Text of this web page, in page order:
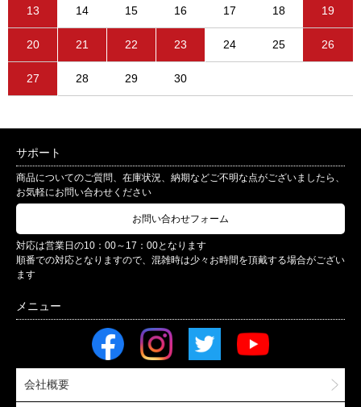
13 14 15 16 17 18 19
20 21 22 23 24 25 26
27 28 29 30
サポート
商品についてのご質問、在庫状況、納期などご不明な点がございましたら、
お気軽にお問い合わせください
お問い合わせフォーム
対応は営業日の10：00～17：00となります
順番での対応となりますので、混雑時は少々お時間を頂戴する場合がござい
ます
会社概要